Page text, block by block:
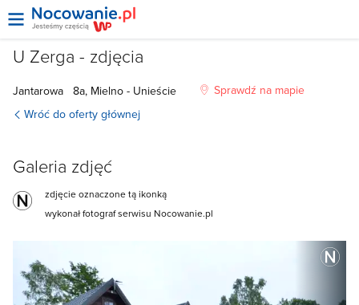
U Zerga - zdjęcia
Jantarowa 8a, Mielno - Unieście
Sprawdź na mapie
Wróć do oferty głównej
Galeria zdjęć
zdjęcie oznaczone tą ikonką
wykonał fotograf serwisu Nocowanie.pl